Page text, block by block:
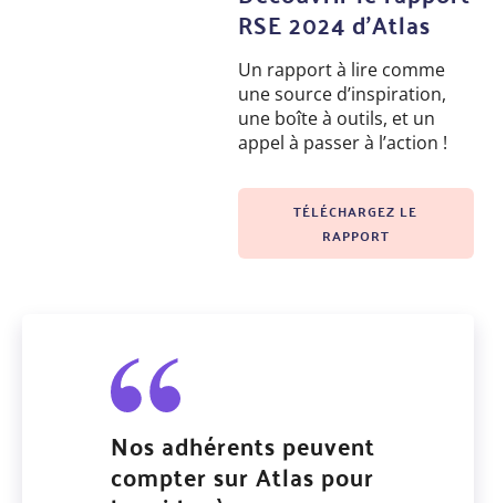
RSE 2024 d'Atlas
Un rapport à lire comme
une source d’inspiration,
une boîte à outils, et un
appel à passer à l’action !
TÉLÉCHARGEZ LE
RAPPORT
Nos adhérents peuvent
compter sur Atlas pour